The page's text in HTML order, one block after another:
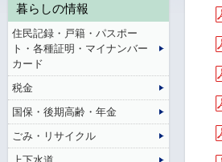
暮らしの情報
住民記録・戸籍・パスポー
ト・各種証明・マイナンバー
カード
税金
国保・後期高齢・年金
ごみ・リサイクル